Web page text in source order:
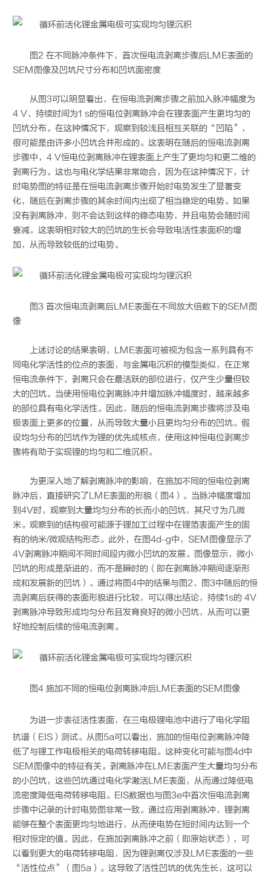
图2 在不同脉冲条件下，首次恒电流剥离步骤后LME表面的
SEM图像及凹坑尺寸分布和凹坑面密度
从图3可以明显看出，在恒电流剥离步骤之前加入脉冲幅度为
4 V、持续时间为1 s的恒电位剥离脉冲会在锂表面产生更均匀的
凹坑分布。在这种情况下，观察到较浅且相互关联的“凹陷”，
很可能是由许多小凹坑合并形成的。这表明在随后的恒电流剥离
步骤中，4 V恒电位剥离脉冲在锂表面上产生了更均匀和更二维的
剥离行为。这也与电化学结果非常吻合，因为在这种情况下，计
时电势图的特征是在恒电流剥离步骤开始时电势发生了显著变
化，随后在剥离步骤的其余时间内出现了相当稳定的电势。如果
没有剥离脉冲，则不会达到这样的稳态电势，并且电势会随时间
衰减，这表明相对较大的凹坑的生长会导致电活性表面积的增
加，从而导致较低的过电势。
图3 首次恒电流剥离后LME表面在不同放大倍数下的SEM图
像
上述讨论的结果表明，LME表面可被视为包含一系列具有不
同电化学活性的位点的表面，与金属电沉积的模型类似，在正常
恒电流条件下，剥离只会在最活跃的部位进行，仅产生少量但较
大的凹坑。当使用恒电位剥离脉冲并增加脉冲幅度时，越来越多
的部位具有电化学活性。因此，随后的恒电流剥离步骤将涉及电
极表面上更多的位置，从而导致大量小且更均匀分布的凹坑。假
设均匀分布的凹坑作为锂的优先成核点，使用这种恒电位剥离步
骤将有助于实现锂的均匀和二维沉积。
为更深入地了解剥离脉冲的影响，在施加不同的恒电位剥离
脉冲后，直接研究了LME表面的形貌（图4）。当脉冲幅度增加
到4V时，观察到大量均匀分布的长而小的凹坑，其尺寸为几微
米。观察到的结构很可能源于锂加工过程中在锂箔表面产生的固
有的纳米/微观结构形态。此外，在图4d–g中，SEM图像显示了
4V剥离脉冲期间不同时间段内微小凹坑的发展。图像显示，微小
凹坑的形成是渐进的，而不是瞬时的（即在剥离脉冲期间逐渐形
成和发展新的凹坑）。通过将图4中的结果与图2、图3中随后的恒
流剥离后获得的表面形貌进行比较，可以得出结论，持续1s的 4V
剥离脉冲导致形成均匀分布且发育良好的微小凹坑，从而可以更
好地控制后续的恒电流剥离。
图4 施加不同的恒电位剥离脉冲后LME表面的SEM图像
为进一步表征活性表面，在三电极锂电池中进行了电化学阻
抗谱（EIS）测试。从图5a可以看出，施加的恒电位剥离脉冲降
低了与锂工作电极相关的电荷转移电阻。这种变化可能与图4d中
SEM图像中的特征有关。剥离脉冲在LME表面产生大量均匀分布
的小凹坑，这些凹坑通过电化学激活LME表面，从而通过降低电
流密度降低电荷转移电阻。EIS数据也与图3e中首次恒电流剥离
步骤中记录的计时电势图非常一致。通过应用剥离脉冲，锂剥离
能够在整个表面更均匀地进行，从而使电势在短时间内达到一个
相对恒定的值。因此，在施加剥离脉冲之前（即原始状态），可
以看到更大的电荷转移电阻，因为锂剥离仅涉及LME表面的一些
“活性位点”（图5a）。这导致了活性凹坑的优先生长，这可以